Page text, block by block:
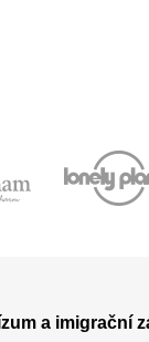
a imigrační